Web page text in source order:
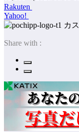
Rakuten
Yahoo!
Share with :